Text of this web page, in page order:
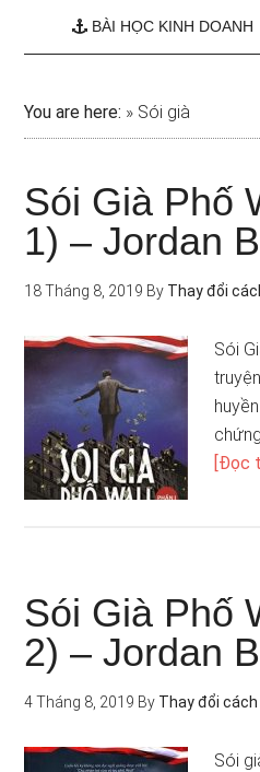
BÀI HỌC KINH DOANH
You are here: » Sói già
Sói Già Phố
1) – Jordan
18 Tháng 8, 2019 By Thay đổi
Sói
[Đọc
Sói Già Phố
2) – Jordan
4 Tháng 8, 2019 By Thay đổi
Sói